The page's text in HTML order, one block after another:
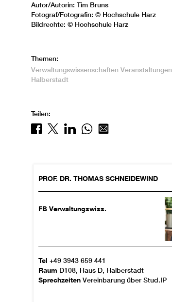
Autor/Autorin: Tim Bruns
Fotograf/Fotografin: © Hochschule Harz
Bildrechte: © Hochschule Harz
Themen:
Verwaltungswissenschaften Veranstaltungen
Halberstadt
Teilen:
PROF. DR. THOMAS SCHNEIDEWIND
FB Verwaltungswiss.
Tel+49 3943 659 441
Raum D108, Haus D, Halberstadt
SprechzeitenVereinbarung über Stud.IP